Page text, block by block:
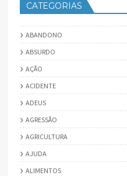
CATEGORIAS
ABANDONO
ABSURDO
AÇÃO
ACIDENTE
ADEUS
AGRESSÃO
AGRICULTURA
AJUDA
ALIMENTOS